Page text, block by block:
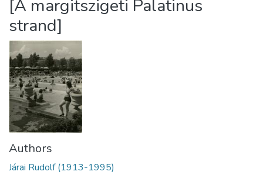
Statistics
About us
[A margitszigeti Palatinus
strand]
Authors
Járai Rudolf (1913-1995)